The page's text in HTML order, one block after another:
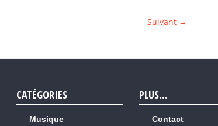
Suivant →
CATÉGORIES
Musique
PLUS…
Contact